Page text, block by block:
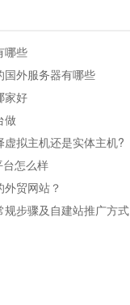
哪些
国外服务器有哪些
家好
做
虚拟主机还是实体主机?
怎么样
贸网站？
规步骤及自建站推广方式